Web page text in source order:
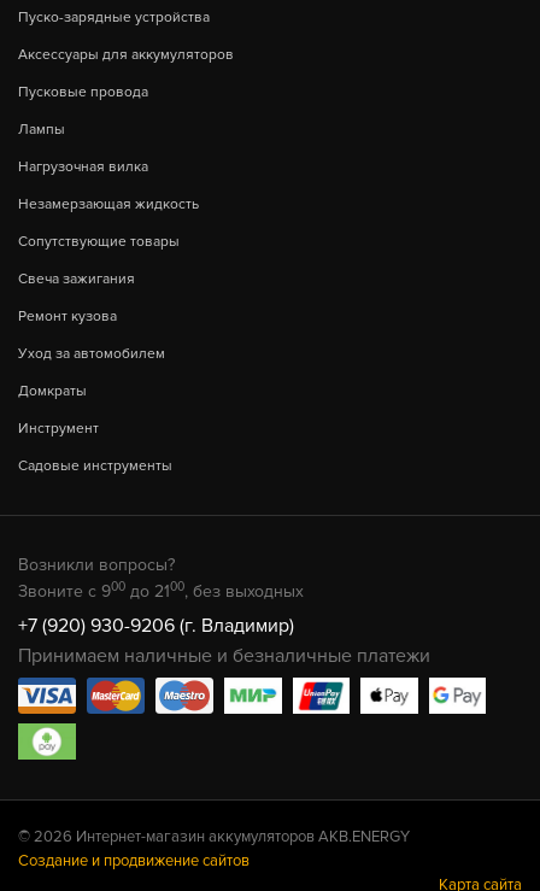
Пуско-зарядные устройства
Аксессуары для аккумуляторов
Пусковые провода
Лампы
Нагрузочная вилка
Незамерзающая жидкость
Сопутствующие товары
Свеча зажигания
Ремонт кузова
Уход за автомобилем
Домкраты
Инструмент
Садовые инструменты
Возникли вопросы?
Звоните с 900 до 2100, без выходных
+7 (920) 930-9206 (г. Владимир)
Принимаем наличные и безналичные платежи
© 2026 Интернет-магазин аккумуляторов AKB.ENERGY
Создание и продвижение сайтов
Карта сайта